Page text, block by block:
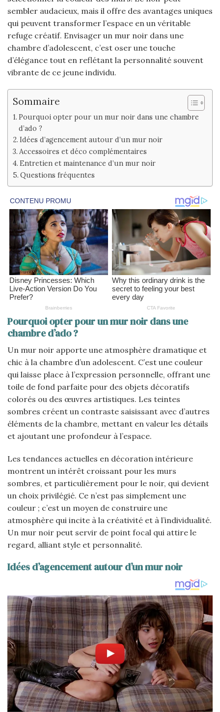
sembler audacieux, mais il offre des avantages uniques
qui peuvent transformer l’espace en un véritable
refuge créatif. Envisager un mur noir dans une
chambre d’adolescent, c’est oser une touche
d’élégance tout en reflétant la personnalité souvent
vibrante de ce jeune individu.
Sommaire
Pourquoi opter pour un mur noir dans une chambre
d’ado ?
Idées d’agencement autour d’un mur noir
Accessoires et déco complémentaires
Entretien et maintenance d’un mur noir
Questions fréquentes
Pourquoi opter pour un mur noir dans une
chambre d’ado ?
Un mur noir apporte une atmosphère dramatique et
chic à la chambre d’un adolescent. C’est une couleur
qui laisse place à l’expression personnelle, offrant une
toile de fond parfaite pour des objets décoratifs
colorés ou des œuvres artistiques. Les teintes
sombres créent un contraste saisissant avec d’autres
éléments de la chambre, mettant en valeur les détails
et ajoutant une profondeur à l’espace.
Les tendances actuelles en décoration intérieure
montrent un intérêt croissant pour les murs
sombres, et particulièrement pour le noir, qui devient
un choix privilégié. Ce n’est pas simplement une
couleur ; c’est un moyen de construire une
atmosphère qui incite à la créativité et à l’individualité.
Un mur noir peut servir de point focal qui attire le
regard, alliant style et personnalité.
Idées d’agencement autour d’un mur noir